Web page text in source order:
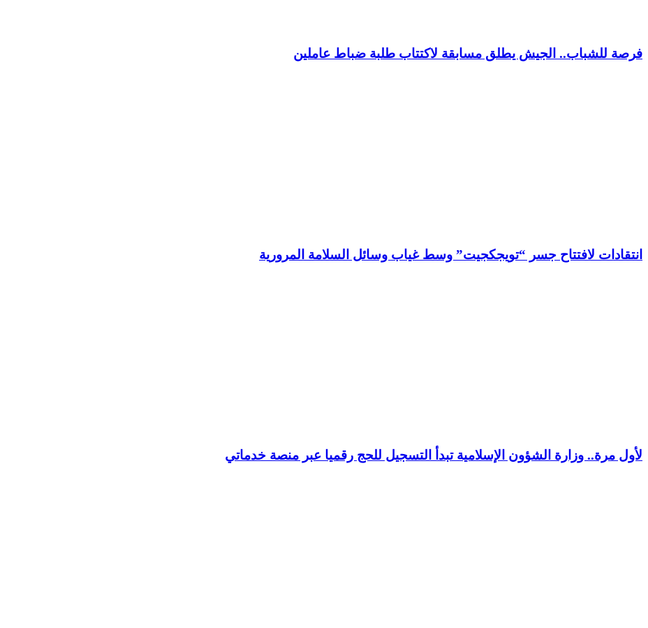
فرصة للشباب.. الجيش يطلق مسابقة لاكتتاب طلبة ضباط عاملين
انتقادات لافتتاح جسر “تويجكجيت” وسط غياب وسائل السلامة المرورية
لأول مرة.. وزارة الشؤون الإسلامية تبدأ التسجيل للحج رقميا عبر منصة خدماتي